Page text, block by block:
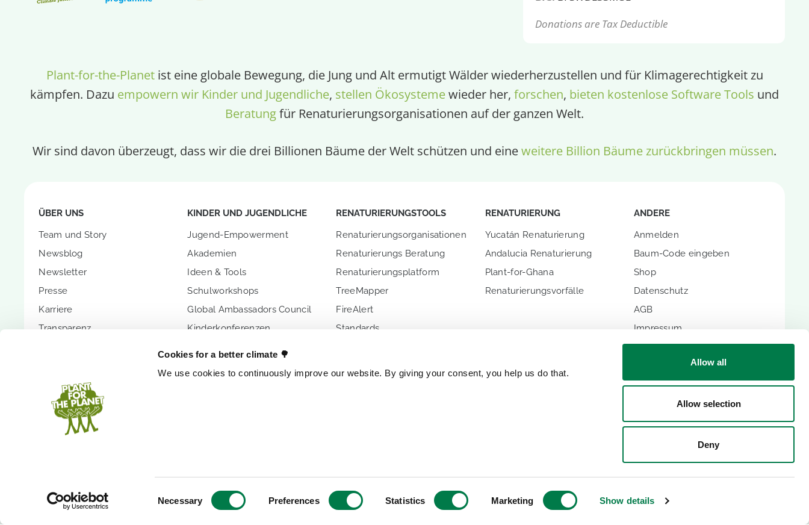
Cookies for a better climate 🌳
We use cookies to continuously improve our website. By giving your consent, you help us do that.
Selection
Necessary Preferences Statistics Marketing Show details
Allow all
Allow selection
Deny
Donations are Tax Deductible
Plant-for-the-Planetist eine globale Bewegung, die Jung und Alt ermutigt Wälder wiederherzustellen und für Klimagerechtigkeit zu
kämpfen. Dazu empowern wir Kinder und Jugendliche, stellen Ökosystemewieder her, forschen, bieten kostenlose Software Tools und
Beratungfür Renaturierungsorganisationen auf der ganzen Welt.
Wir sind davon überzeugt, dass wir die drei Billionen Bäume der Welt schützen und eineweitere Billion Bäume zurückbringen müssen.
ÜBER UNS
Team und Story
Newsblog
Newsletter
Presse
Karriere
Transparenz
KINDER UND JUGENDLICHE
Jugend-Empowerment
Akademien
Ideen & Tools
Schulworkshops
Global Ambassadors Council
Kinderkonferenzen
RENATURIERUNGSTOOLS
Renaturierungsorganisationen
Renaturierungs Beratung
Renaturierungsplatform
TreeMapper
FireAlert
Standards
RENATURIERUNG
Yucatán Renaturierung
Andalucia Renaturierung
Plant-for-Ghana
Renaturierungsvorfälle
ANDERE
Anmelden
Baum-Code eingeben
Shop
Datenschutz
AGB
Impressum
PARTNERSCHAFT
Partnerschaftsoptionen
PlanetCash API
Nachhaltige Events
Zustiftung
Erbschaft
Der Gute Riegel
Forschungspark